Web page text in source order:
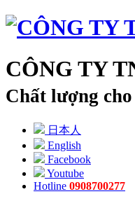
CÔNG TY
Chất lượng
日本人
English
Facebook
Youtube
Hotline 0908700277